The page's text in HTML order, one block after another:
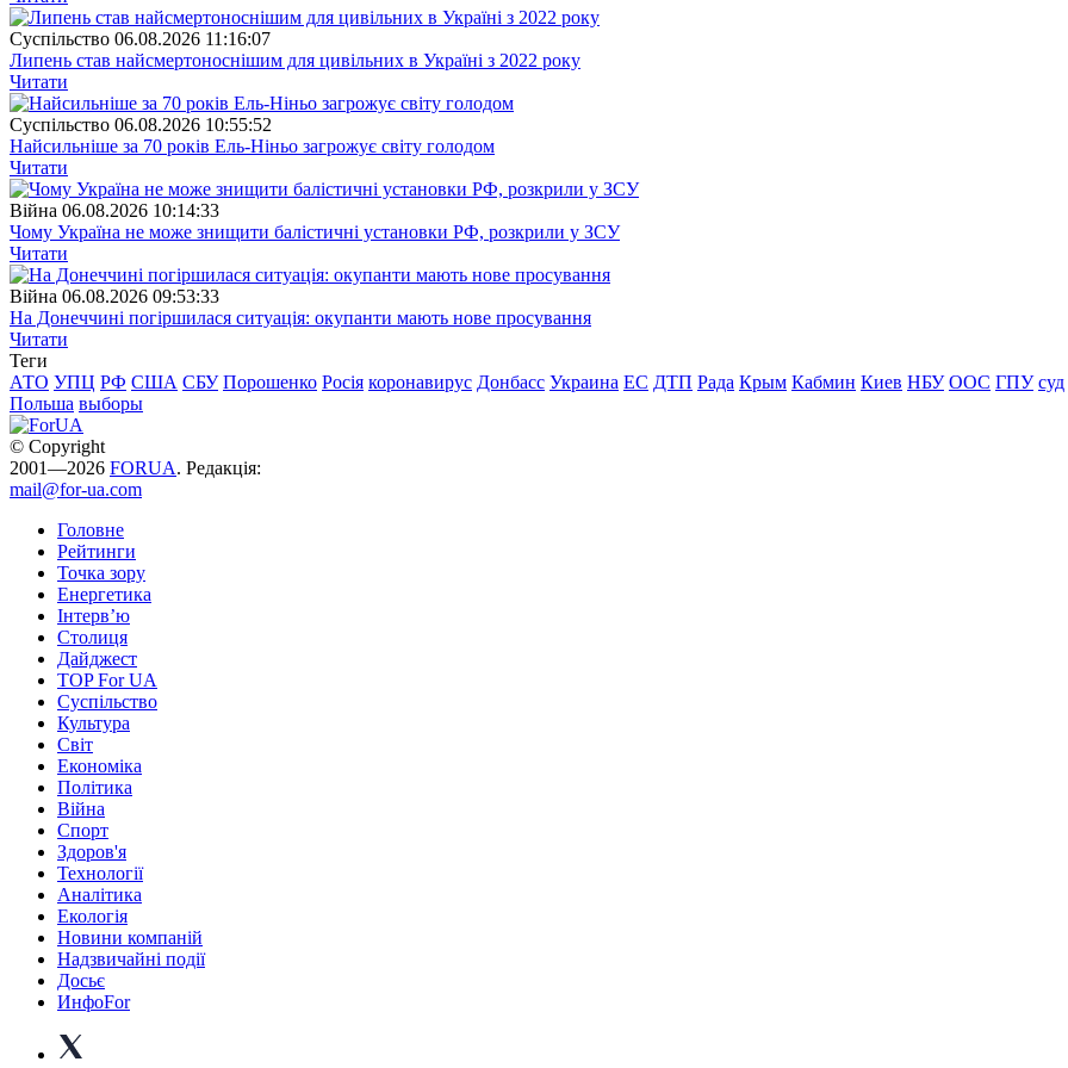
Суспiльство 06.08.2026 11:16:07
Липень став найсмертоноснішим для цивільних в Україні з 2022 року
Читати
Суспiльство 06.08.2026 10:55:52
Найсильніше за 70 років Ель-Ніньо загрожує світу голодом
Читати
Війна 06.08.2026 10:14:33
Чому Україна не може знищити балістичні установки РФ, розкрили у ЗСУ
Читати
Війна 06.08.2026 09:53:33
На Донеччині погіршилася ситуація: окупанти мають нове просування
Читати
Теги
АТО УПЦ РФ США СБУ Порошенко Росія коронавирус Донбасс Украина ЕС ДТП Рада Крым Кабмин Киев НБУ ООС ГПУ суд
Польша выборы
© Copyright
2001—2026 FORUA. Редакція:
mail@for-ua.com
Головне
Рейтинги
Точка зору
Енергетика
Інтерв’ю
Столиця
Дайджест
TOP For UA
Суспiльство
Культура
Світ
Економіка
Політика
Війна
Спорт
Здоров'я
Технології
Аналітика
Екологія
Новини компаній
Надзвичайні події
Досьє
ИнфоFor